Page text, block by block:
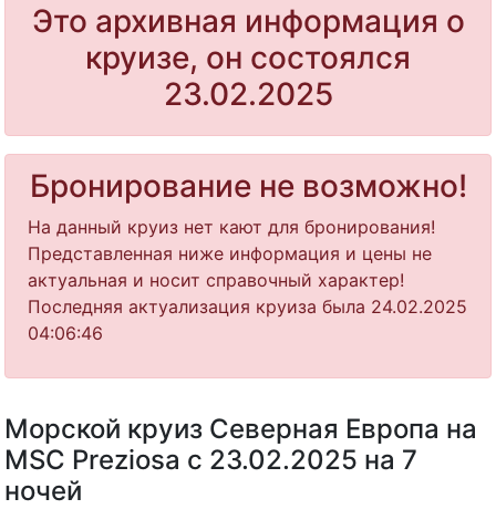
Это архивная информация о
круизе, он состоялся
23.02.2025
Бронирование не возможно!
На данный круиз нет кают для бронирования!
Представленная ниже информация и цены не
актуальная и носит справочный характер!
Последняя актуализация круиза была 24.02.2025
04:06:46
Морской круиз Северная Европа на
MSC Preziosa с 23.02.2025 на 7
ночей